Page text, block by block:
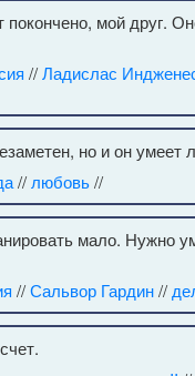
мой друг.
//Ладислас
но и он умеет
// любовь//
мало. Нужно
//Сальвор Гардин//